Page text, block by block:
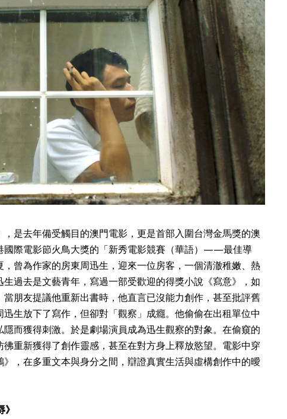
是去年備受觸目的澳門電影，更是首部入圍台灣金馬獎的澳
國際電影節火鳥大獎的「新秀電影競賽（華語）——最佳導
曾為作家的房東周迅生，迎來一位房客，一個清澈稚嫩、熱
過去是文藝青年，寫過一部受歡迎的得獎小說《寫意》，如
朋友提議他重新出書時，他直言已沒能力創作，甚至批評舊
生放下了寫作，但卻對「觀察」成癮。他偷偷在出租單位中
而獲得刺激。於是劇場演員成為迅生觀察的對象。在偷窺的
重新獲得了創作靈感，甚至在對方身上釋放慾望。電影中穿
，在多重文本與身分之間，辯證真實生活與虛構創作中的曖